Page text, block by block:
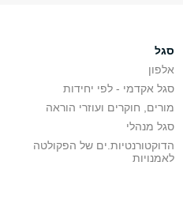
סגל
אלפון
סגל אקדמי - לפי יחידות
מורים, חוקרים ועוזרי הוראה
סגל מנהלי
הדוקטורנטיות.ים של הפקולטה
לאמנויות